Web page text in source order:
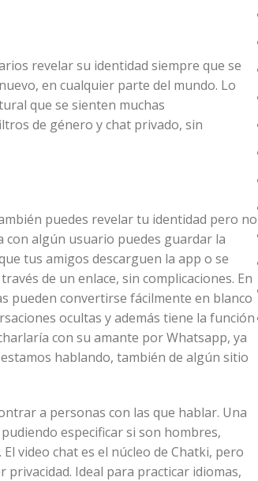
revelar su identidad siempre que se
en cualquier parte del mundo. Lo
que se sienten muchas
de género y chat privado, sin
puedes revelar tu identidad pero no
con algún usuario puedes guardar la
tus amigos descarguen la app o se
de un enlace, sin complicaciones. En
pueden convertirse fácilmente en blanco
ocultas y además tiene la función
con su amante por Whatsapp, ya
hablando, también de algún sitio
a personas con las que hablar. Una
especificar si son hombres,
video chat es el núcleo de Chatki, pero
Ideal para practicar idiomas,